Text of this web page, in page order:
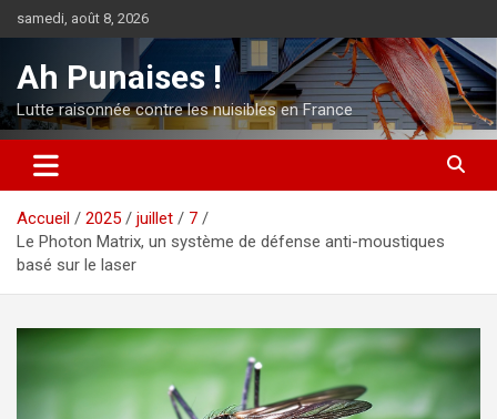
au
samedi, août 8, 2026
Ah Punaises !
Lutte raisonnée contre les nuisibles en France
Accueil 2025 juillet
7
Le Photon Matrix, un système de défense anti-moustiques
basé sur le laser